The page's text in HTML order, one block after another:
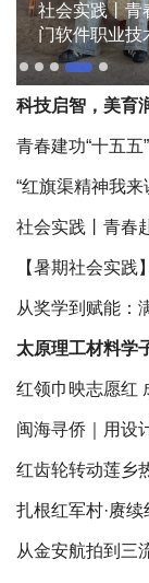
社会实践丨
门软件职业技
科技启智，美育
童趣自由生长
青春建功“十五
育基地开展红色
“红旗渠精神我
初心
社会实践丨青春
职业技术学院暑
【暑期社会实
协同共进”暑期
从奖学到赋能：
划”同步推出
太原理工材料学
红领巾映志愿红
来能源学院“拓梦
难”
闽海寻侨｜用设
红齿轮转动莲乡
扎根红军村·赓
期“三下乡”社会
从金安航拍到三